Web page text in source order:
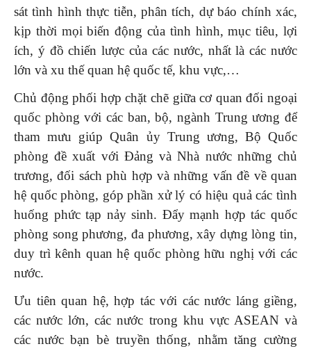
sát tình hình thực tiễn, phân tích, dự báo chính xác,
kịp thời mọi biến động của tình hình, mục tiêu, lợi
ích, ý đồ chiến lược của các nước, nhất là các nước
lớn và xu thế quan hệ quốc tế, khu vực,…
Chủ động phối hợp chặt chẽ giữa cơ quan đối ngoại
quốc phòng với các ban, bộ, ngành Trung ương để
tham mưu giúp Quân ủy Trung ương, Bộ Quốc
phòng đề xuất với Đảng và Nhà nước những chủ
trương, đối sách phù hợp và những vấn đề về quan
hệ quốc phòng, góp phần xử lý có hiệu quả các tình
huống phức tạp nảy sinh. Đẩy mạnh hợp tác quốc
phòng song phương, đa phương, xây dựng lòng tin,
duy trì kênh quan hệ quốc phòng hữu nghị với các
nước.
Ưu tiên quan hệ, hợp tác với các nước láng giềng,
các nước lớn, các nước trong khu vực ASEAN và
các nước bạn bè truyền thống, nhằm tăng cường